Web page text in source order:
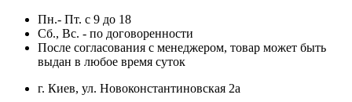
Пн.- Пт. с 9 до 18
Сб., Вс. - по договоренности
После согласования с менеджером, товар может быть
выдан в любое время суток
г. Киев, ул. Новоконстантиновская 2а